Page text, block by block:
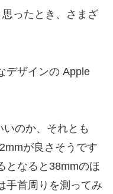
ったとき、さまざ
デザインの Apple
のか、それとも
が良さそうです
となると38mmのほ
手首周りを測ってみ